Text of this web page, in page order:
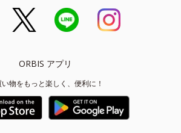
ORBIS アプリ
い物をもっと楽しく、便利に！